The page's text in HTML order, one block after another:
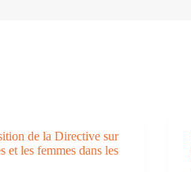
de la Directive sur
et les femmes dans les